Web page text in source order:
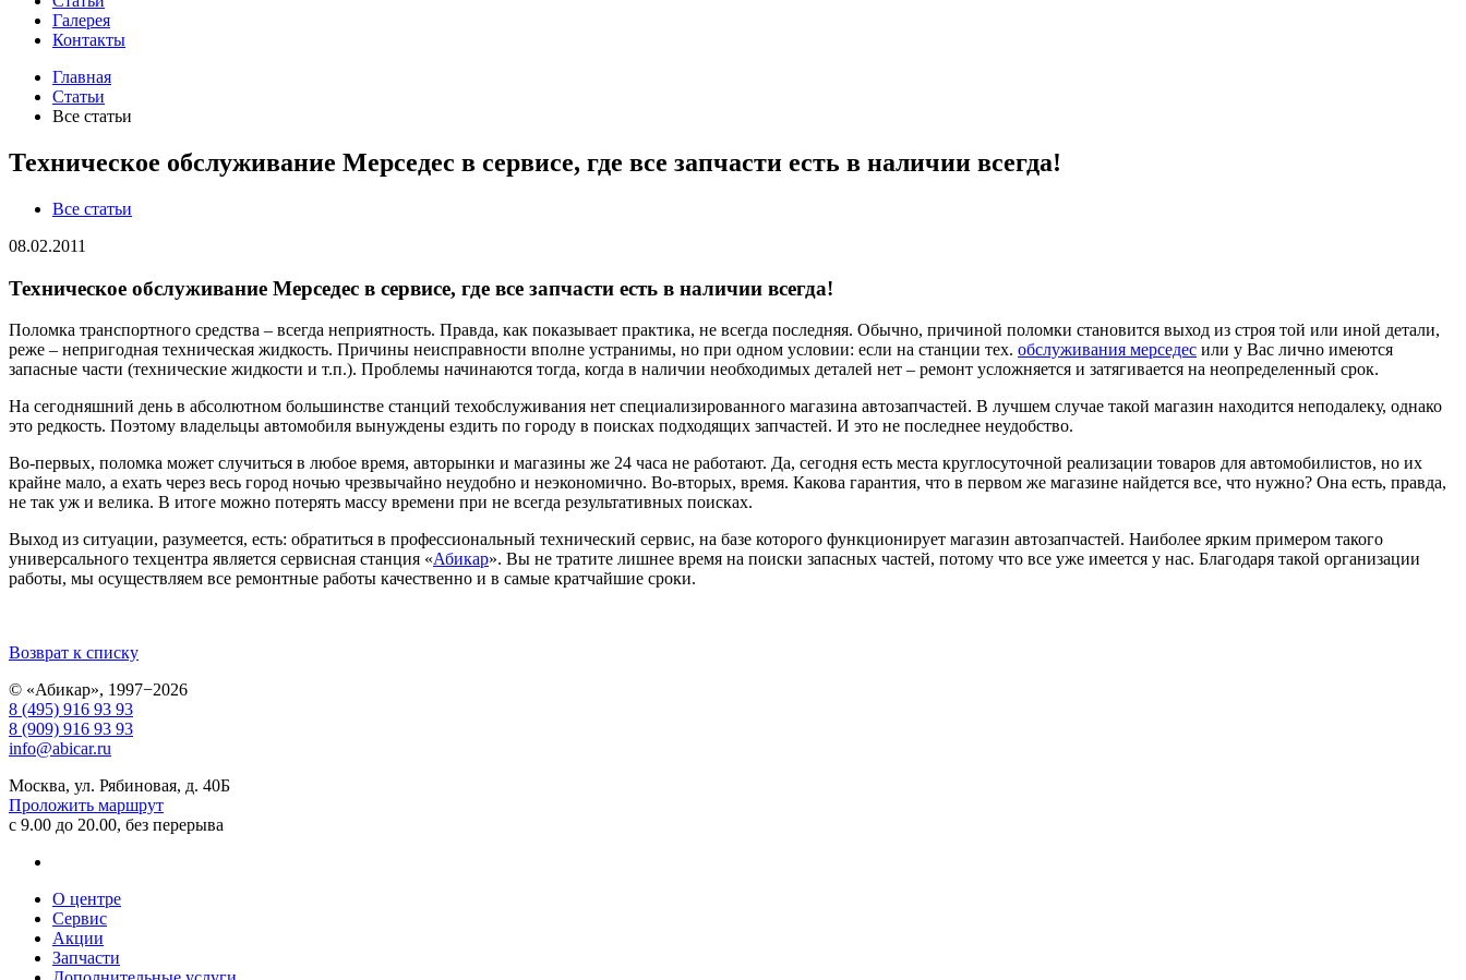
Галерея
Контакты
Главная
Статьи
Все статьи
Техническое обслуживание Мерседес в сервисе, где все запчасти есть в наличии всегда!
Все статьи
08.02.2011
Техническое обслуживание Мерседес в сервисе, где все запчасти есть в наличии всегда!
Поломка транспортного средства – всегда неприятность. Правда, как показывает практика, не всегда последняя. Обычно, причиной поломки становится выход из строя той или иной детали,
реже – непригодная техническая жидкость. Причины неисправности вполне устранимы, но при одном условии: если на станции тех. обслуживания мерседес или у Вас лично имеются
запасные части (технические жидкости и т.п.). Проблемы начинаются тогда, когда в наличии необходимых деталей нет – ремонт усложняется и затягивается на неопределенный срок.
На сегодняшний день в абсолютном большинстве станций техобслуживания нет специализированного магазина автозапчастей. В лучшем случае такой магазин находится неподалеку, однако
это редкость. Поэтому владельцы автомобиля вынуждены ездить по городу в поисках подходящих запчастей. И это не последнее неудобство.
Во-первых, поломка может случиться в любое время, авторынки и магазины же 24 часа не работают. Да, сегодня есть места круглосуточной реализации товаров для автомобилистов, но их
крайне мало, а ехать через весь город ночью чрезвычайно неудобно и неэкономично. Во-вторых, время. Какова гарантия, что в первом же магазине найдется все, что нужно? Она есть, правда,
не так уж и велика. В итоге можно потерять массу времени при не всегда результативных поисках.
Выход из ситуации, разумеется, есть: обратиться в профессиональный технический сервис, на базе которого функционирует магазин автозапчастей. Наиболее ярким примером такого
универсального техцентра является сервисная станция «Абикар». Вы не тратите лишнее время на поиски запасных частей, потому что все уже имеется у нас. Благодаря такой организации
работы, мы осуществляем все ремонтные работы качественно и в самые кратчайшие сроки.
Возврат к списку
© «Абикар», 1997−2026
8 (495) 916 93 93
8 (909) 916 93 93
info@abicar.ru
Москва, ул. Рябиновая, д. 40Б
Проложить маршрут
с 9.00 до 20.00, без перерыва
О центре
Сервис
Акции
Запчасти